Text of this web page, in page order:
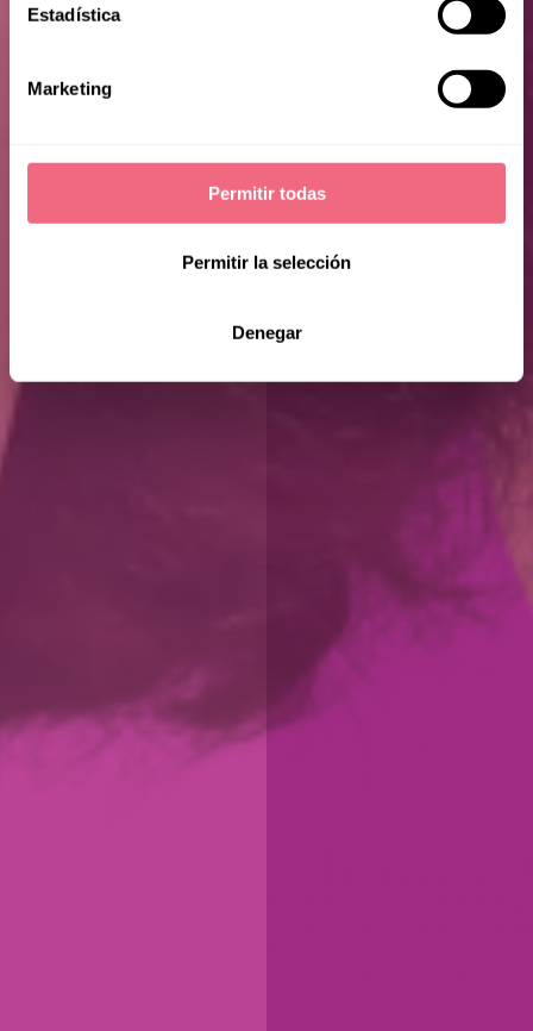
Estadística
Marketing
Permitir todas
Permitir la selección
Denegar